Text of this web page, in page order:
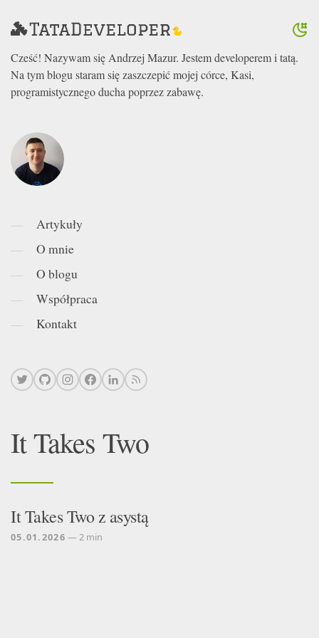
Cześć! Nazywam się Andrzej Mazur. Jestem developerem i tatą.
Na tym blogu staram się zaszczepić mojej córce, Kasi,
programistycznego ducha poprzez zabawę.
Artykuły
O mnie
O blogu
Współpraca
Kontakt
It Takes Two
It Takes Two z asystą
05.01.2026 — 2 min